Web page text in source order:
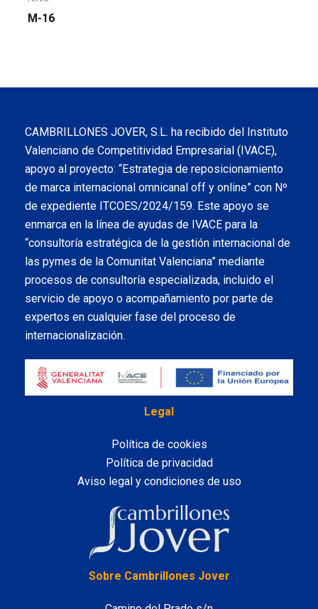
M-16
CAMBRILLONES JOVER, S.L. ha recibido del Instituto
Valenciano de Competitividad Empresarial (IVACE),
apoyo al proyecto: “Estrategia de reposicionamiento
de marca internacional omnicanal off y online” con Nº
de expediente ITCOES/2024/159. Este apoyo se
enmarca en la línea de ayudas de IVACE para la
“consultoría estratégica de la gestión internacional de
las pymes de la Comunitat Valenciana” mediante
procesos de consultoría especializada, incluido el
servicio de apoyo o acompañamiento por parte de
expertos en cualquier fase del proceso de
internacionalización.
Legal
Política de cookies
Política de privacidad
Aviso legal y condiciones de uso
Sobre Cambrillones Jover
LinkedIn